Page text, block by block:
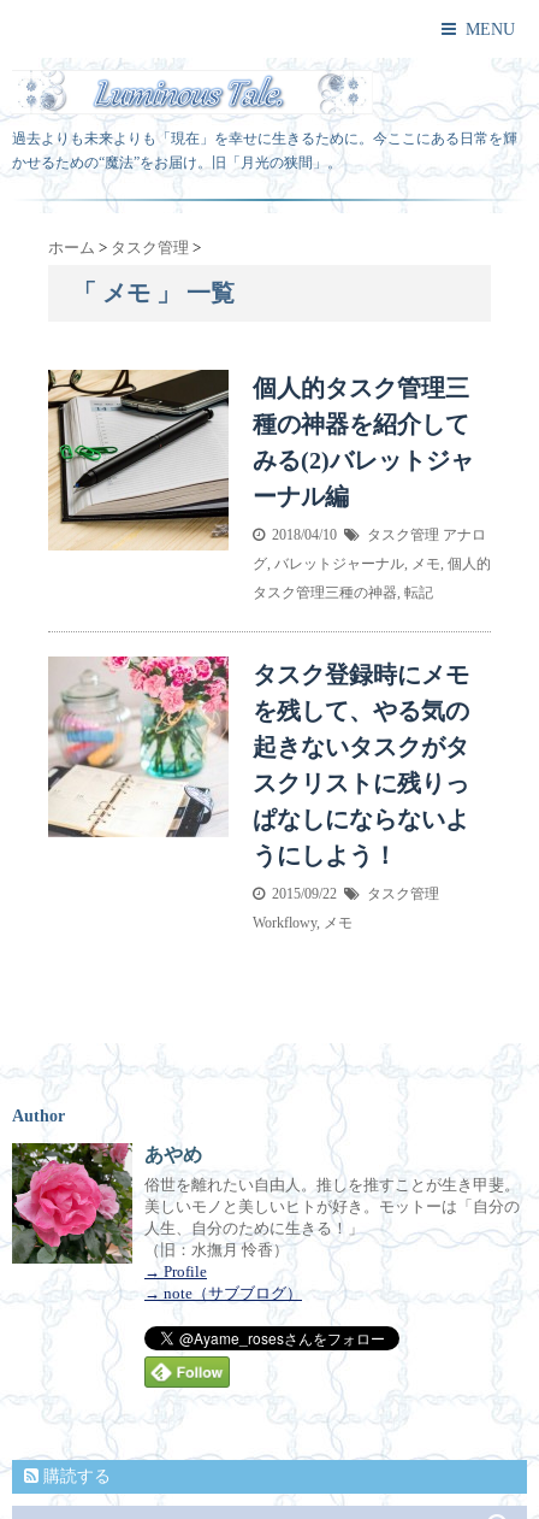
MENU
過去よりも未来よりも「現在」を幸せに生きるために。今ここにある日常を輝
かせるための“魔法”をお届け。旧「月光の狭間」。
ホーム > タスク管理 >
「 メモ 」 一覧
個人的タスク管理三
種の神器を紹介して
みる(2)バレットジャ
ーナル編
2018/04/10 タスク管理 アナロ
グ, バレットジャーナル, メモ, 個人的
タスク管理三種の神器, 転記
タスク登録時にメモ
を残して、やる気の
起きないタスクがタ
スクリストに残りっ
ぱなしにならないよ
うにしよう！
2015/09/22
タスク管理
Workflowy, メモ
Author
あやめ
俗世を離れたい自由人。推しを推すことが生き甲斐。
美しいモノと美しいヒトが好き。モットーは「自分の
人生、自分のために生きる！」
（旧：水撫月 怜香）
→ Profile
→ note（サブブログ）
購読する